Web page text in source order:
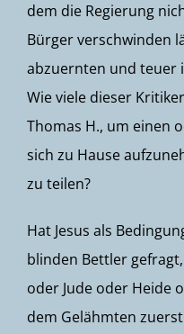
dem die Regierung
Bürger verschwinden
abzuernten und teuer
Wie viele dieser
Thomas H., um einen
sich zu Hause
zu teilen?
Hat Jesus als
blinden Bettler
oder Jude oder Heide
dem Gelähmten